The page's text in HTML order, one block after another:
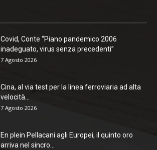
Covid, Conte “Piano pandemico 2006
inadeguato, virus senza precedenti”
7 Agosto 2026
Cina, al via test per la linea ferroviaria ad alta
velocità...
7 Agosto 2026
En plein Pellacani agli Europei, il quinto oro
arriva nel sincro...